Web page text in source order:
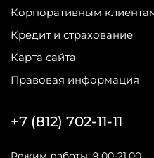
Корпоративным
Кредит и страхование
Карта сайта
Правовая информация
+7 (812) 702-11-11